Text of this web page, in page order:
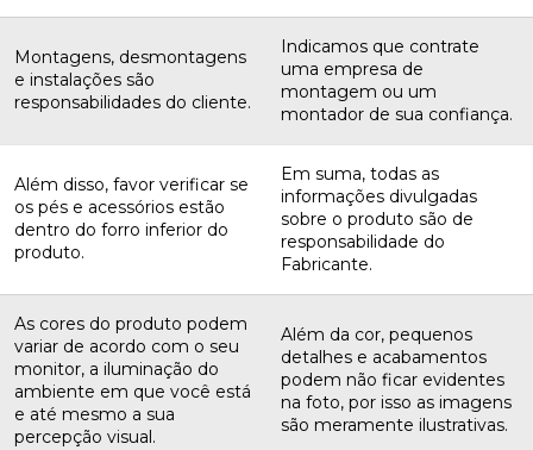
Montagens, desmontagens
e instalações são
responsabilidades do cliente.
Indicamos que contrate
uma empresa de
montagem ou um
montador de sua confiança.
Além disso, favor verificar se
os pés e acessórios estão
dentro do forro inferior do
produto.
Em suma, todas as
informações divulgadas
sobre o produto são de
responsabilidade do
Fabricante.
As cores do produto podem
variar de acordo com o seu
monitor, a iluminação do
ambiente em que você está
e até mesmo a sua
percepção visual.
Além da cor, pequenos
detalhes e acabamentos
podem não ficar evidentes
na foto, por isso as imagens
são meramente ilustrativas.